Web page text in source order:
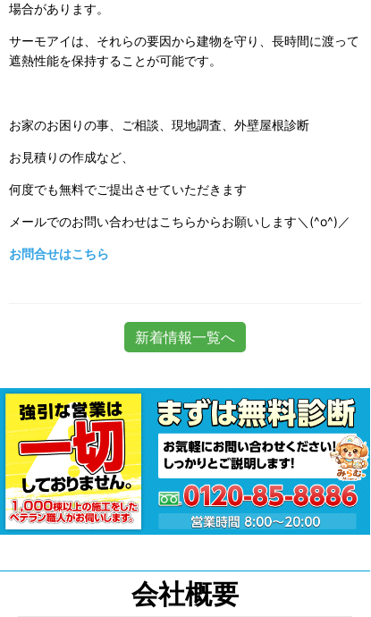
場合があります。
サーモアイは、それらの要因から建物を守り、長時間に渡って
遮熱性能を保持することが可能です。
お家のお困りの事、ご相談、現地調査、外壁屋根診断
お見積りの作成など、
何度でも無料でご提出させていただきます
メールでのお問い合わせはこちらからお願いします＼(^o^)／
お問合せはこちら
新着情報一覧へ
会社概要